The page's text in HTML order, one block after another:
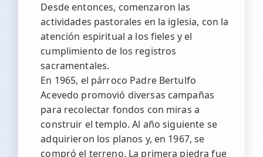
Desde entonces, comenzaron las
actividades pastorales en la iglesia, con la
atención espiritual a los fieles y el
cumplimiento de los registros
sacramentales.
En 1965, el párroco Padre Bertulfo
Acevedo promovió diversas campañas
para recolectar fondos con miras a
construir el templo. Al año siguiente se
adquirieron los planos y, en 1967, se
compró el terreno. La primera piedra fue